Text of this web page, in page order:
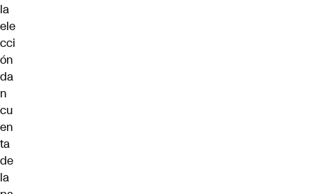
la
ele
cci
ón
da
n
cu
en
ta
de
la